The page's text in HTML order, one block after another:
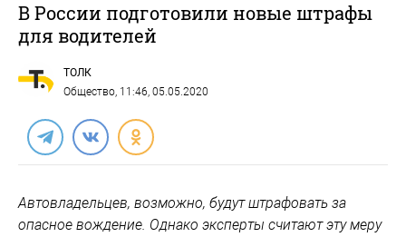
В России подготовили новые штрафы
для водителей
ТОЛК
Общество, 11:46, 05.05.2020
Автовладельцев, возможно, будут штрафовать за
опасное вождение. Однако эксперты считают эту меру